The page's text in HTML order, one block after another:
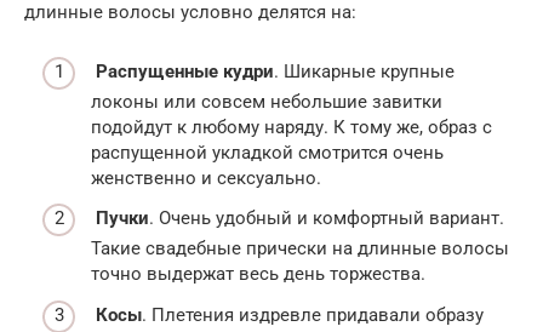
длинные волосы условно делятся на:
Распущенные кудри. Шикарные крупные
локоны или совсем небольшие завитки
подойдут к любому наряду. К тому же, образ с
распущенной укладкой смотрится очень
женственно и сексуально.
Пучки. Очень удобный и комфортный вариант.
Такие свадебные прически на длинные волосы
точно выдержат весь день торжества.
Косы. Плетения издревле придавали образу